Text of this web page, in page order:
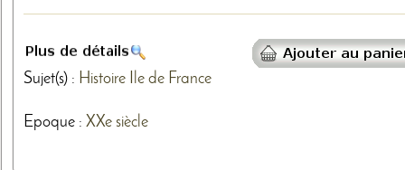
Sujet(s) : Histoire Ile de France
Epoque : XXe siècle